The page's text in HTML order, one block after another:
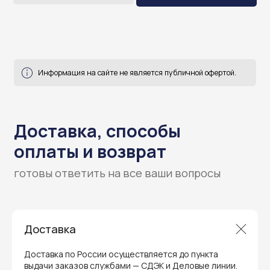
Доставка
Доставка по России осуществляется до пункта
выдачи заказов службами — СДЭК и Деловые линии.
Гарантия и поддержка
ремонт и сервис